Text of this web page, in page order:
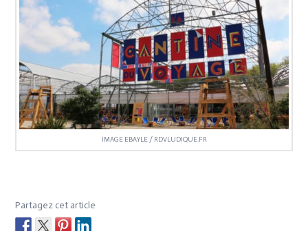
IMAGE EBAYLE / RDVLUDIQUE.FR
Partagez cet article